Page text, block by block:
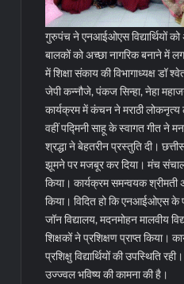
गुरुपंच ने एनआईओएस विद्यार्थियों
बालकों को अच्छा नागरिक बनाने में
में शिक्षा संकाय की विभागाध्यक्ष डॉ
जेपी कन्नौजे, पंकज सिन्हा, नेहा
कार्यक्रम में कंचन ने मराठी लोकनृत्य
वहीं पद्मिनी साहू के स्वागत गीत ने
श्रद्धा ने बेहतरीन प्रस्तुति दी।
झूमने पर मजबूर कर दिया। मंच
किया। कार्यक्रम समन्वयक श्रीमती
किया। विदित हो कि एनआईओएस के
जॉन विद्यालय, मदनमोहन मालवीय
शिक्षकों ने प्रशिक्षण प्राप्त किया।
प्रशिक्षु विद्यार्थियों की उपस्थिति
उज्ज्वल भविष्य की कामना की है।